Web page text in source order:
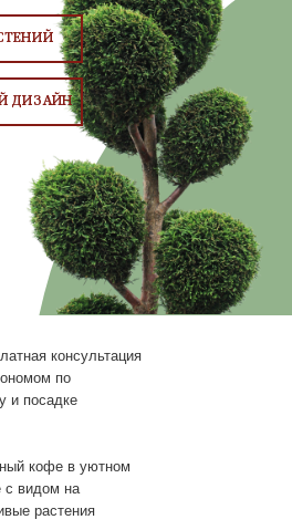
ДИЗАЙН
консультация
по
и посадке
кофе в уютном
с видом на
растения